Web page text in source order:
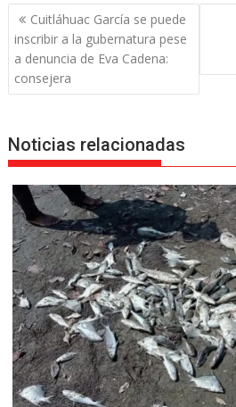
Navegación
de
entradas
Cuitláhuac García se puede
inscribir a la gubernatura pese
a denuncia de Eva Cadena:
consejera
Noticias relacionadas